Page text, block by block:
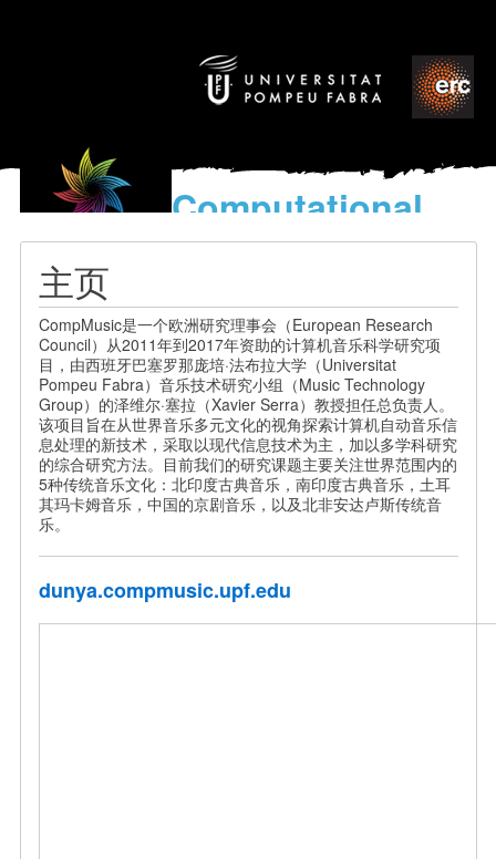
Computational
models
主页
CompMusic是一个欧洲研究理事会（European Research
Council）从2011年到2017年资助的计算机音乐科学研究项
目，由西班牙巴塞罗那庞培·法布拉大学（Universitat
Pompeu Fabra）音乐技术研究小组（Music Technology
Group）的泽维尔·塞拉（Xavier Serra）教授担任总负责人。
该项目旨在从世界音乐多元文化的视角探索计算机自动音乐信
息处理的新技术，采取以现代信息技术为主，加以多学科研究
的综合研究方法。目前我们的研究课题主要关注世界范围内的
5种传统音乐文化：北印度古典音乐，南印度古典音乐，土耳
其玛卡姆音乐，中国的京剧音乐，以及北非安达卢斯传统音
乐。
dunya.compmusic.upf.edu